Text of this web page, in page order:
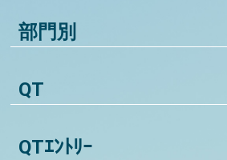
部門別
QT
QTｴﾝﾄﾘｰ